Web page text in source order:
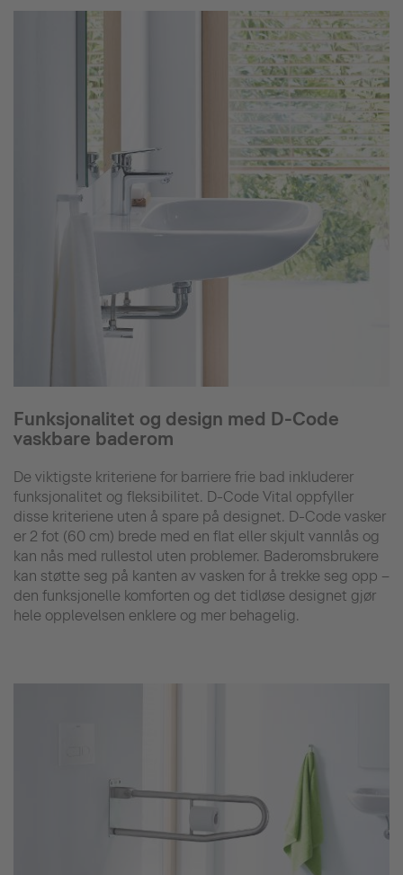
Funksjonalitet og design med D-Code
vaskbare baderom
De viktigste kriteriene for barriere frie bad inkluderer
funksjonalitet og fleksibilitet. D-Code Vital oppfyller
disse kriteriene uten å spare på designet. D-Code vasker
er 2 fot (60 cm) brede med en flat eller skjult vannlås og
kan nås med rullestol uten problemer. Baderomsbrukere
kan støtte seg på kanten av vasken for å trekke seg opp –
den funksjonelle komforten og det tidløse designet gjør
hele opplevelsen enklere og mer behagelig.